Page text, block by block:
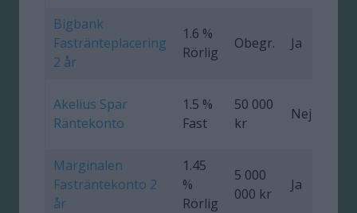
Bigbank
Fastränteplacering
2 år
1.6 %
Rörlig
Obegr. Ja
Akelius Spar
Räntekonto
1.5 %
Fast
50 000
kr
Nej
Marginalen
Fasträntekonto 2
år
1.45
%
Rörlig
5 000
000 kr
Ja